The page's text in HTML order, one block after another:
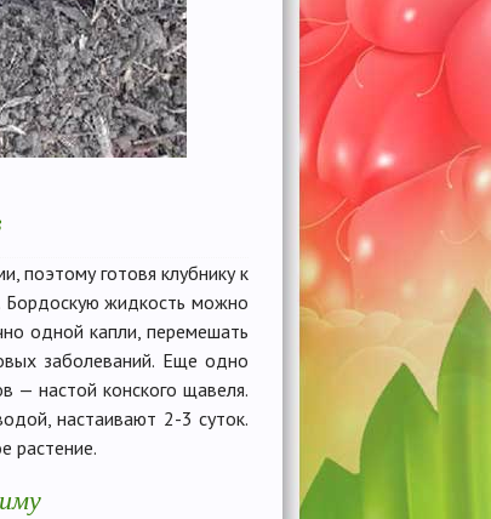
поэтому готовя клубнику к
Бордоскую жидкость можно
одной капли, перемешать
заболеваний. Еще одно
— настой конского щавеля.
настаивают 2-3 суток.
растение.